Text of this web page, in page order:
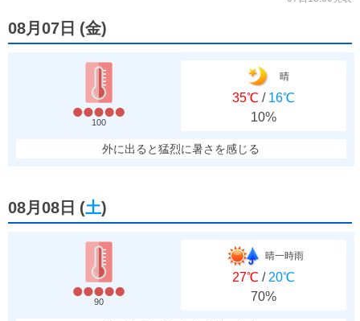
08月07日 (金)
100
晴
35℃ / 16℃
10%
外に出ると猛烈に暑さを感じる
08月08日 (土)
90
晴一時雨
27℃ / 20℃
70%